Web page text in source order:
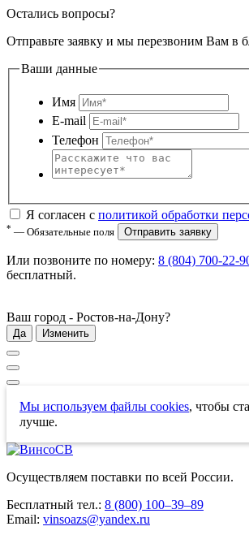
Остались вопросы?
Отправьте заявку и мы перезвоним Вам в
Ваши данные
Имя
E-mail
Телефон
Я согласен с политикой обработки
* — Обязательные поля Отправить заявку
Или позвоните по номеру: 8 (804) 700-22-
бесплатный.
Ваш город - Ростов-на-Дону?
Да Изменить
Мы используем файлы cookies, чтобы
лучше.
Осуществляем поставки по всей России.
Бесплатный тел.: 8 (800) 100–39–89
Email: vinsoazs@yandex.ru